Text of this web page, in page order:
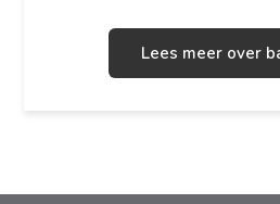
Lees meer over